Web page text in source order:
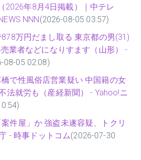
2026年8月4日掲載）｜中テレ
NNN (2026-08-05 03:57)
878万円だまし取る 東京都の男(31)
業者などになりすます（山形） -
08-05 02:08)
で性風俗店営業疑い 中国籍の女
法就労も（産経新聞） - Yahoo!ニ
件屋」か 強盗未遂容疑、トクリ
- 時事ドットコム(2026-07-30